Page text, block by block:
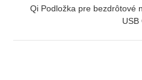
Qi Podložka pre bezdrôtové
USB